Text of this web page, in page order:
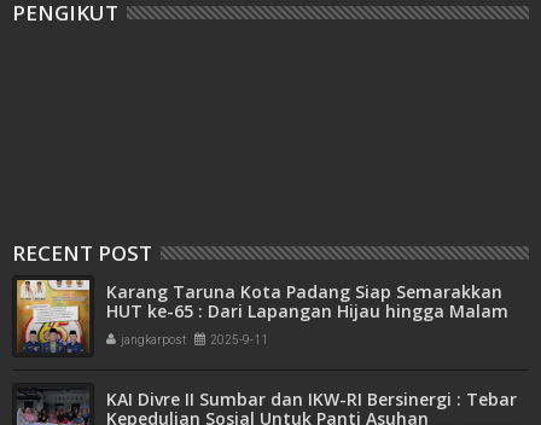
PENGIKUT
RECENT POST
Karang Taruna Kota Padang Siap Semarakkan
HUT ke-65 : Dari Lapangan Hijau hingga Malam
Kebersamaan
jangkarpost 2025-9-11
KAI Divre II Sumbar dan IKW-RI Bersinergi : Tebar
Kepedulian Sosial Untuk Panti Asuhan